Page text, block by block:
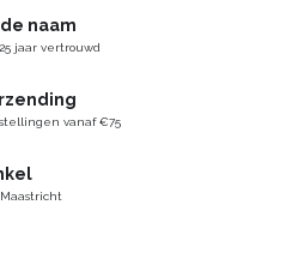
naam
jaar vertrouwd
vanaf €75